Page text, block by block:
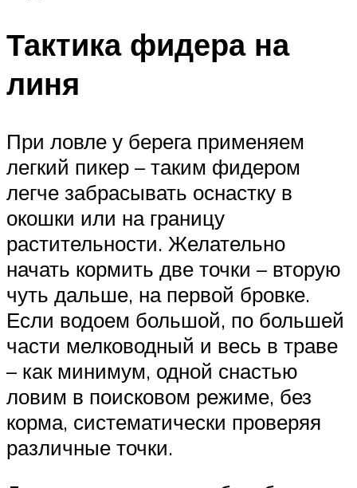
Тактика фидера на
линя
При ловле у берега применяем
легкий пикер – таким фидером
легче забрасывать оснастку в
окошки или на границу
растительности. Желательно
начать кормить две точки – вторую
чуть дальше, на первой бровке.
Если водоем большой, по большей
части мелководный и весь в траве
– как минимум, одной снастью
ловим в поисковом режиме, без
корма, систематически проверяя
различные точки.